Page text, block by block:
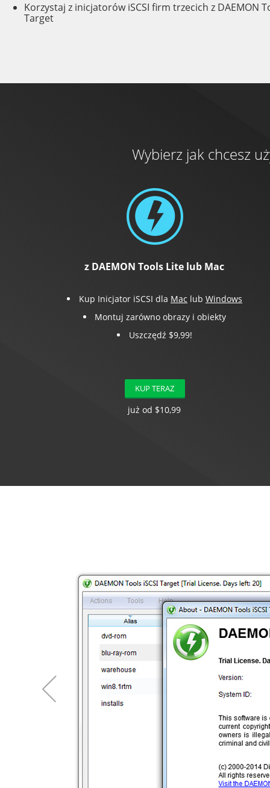
Korzystaj z inicjatorów iSCSI firm trzecich z DAEMON
Target
Wybierz jak chcesz
z DAEMON Tools Lite lub Mac
Kup Inicjator iSCSI dla Mac lub Windows
Montuj zarówno obrazy i obiekty
Uszczędź $9,99!
KUP TERAZ
już od $10,99